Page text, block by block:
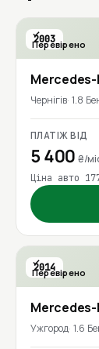
2003
Перевірено
Чернігів 1.8
ПЛАТІЖ ВІД
5 400₴/
Ціна авто
2014
Перевірено
Ужгород 1.6